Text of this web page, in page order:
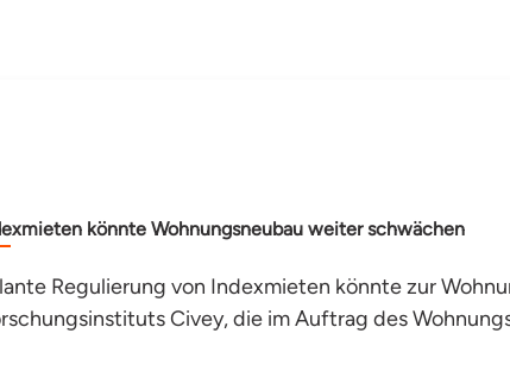
könnte Wohnungsneubau weiter schwächen
Regulierung von Indexmieten könnte zur
Civey, die im Auftrag des